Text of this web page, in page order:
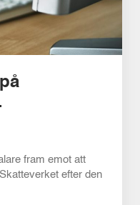
fram emot att
efter den